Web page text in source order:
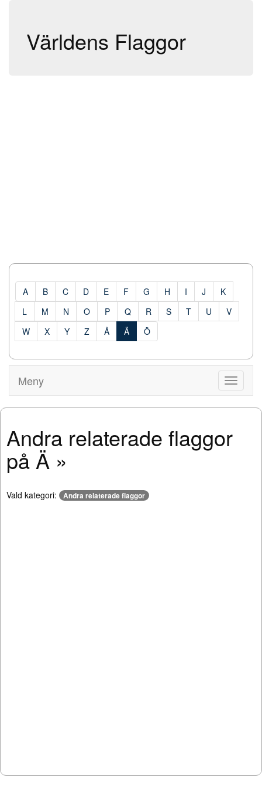
Världens Flaggor
A B C D E F G H I J
K
L
M N O P Q R S T U
V
W
X Y Z Å Ä Ö
Visa
Meny
Meny
Andra relaterade flaggor
på Ä »
Vald kategori: Andra relaterade flaggor